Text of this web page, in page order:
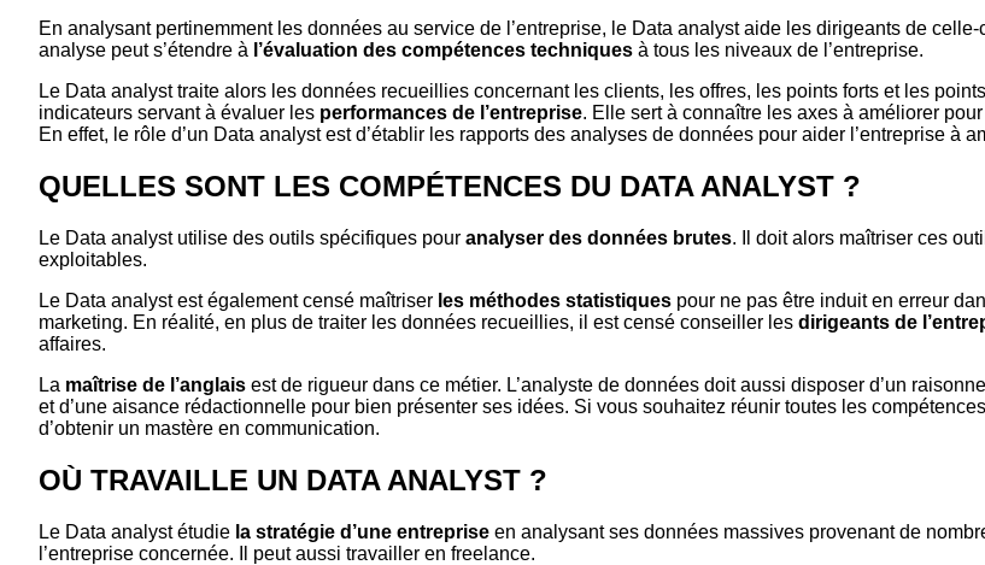
En analysant pertinemment les données au service de l’entreprise, le Data analyst aide les dirigeants de
analyse peut s’étendre à l’évaluation des compétences techniques à tous les niveaux de l’entreprise.
Le Data analyst traite alors les données recueillies concernant les clients, les offres, les points forts et les
indicateurs servant à évaluer les performances de l’entreprise. Elle sert à connaître les axes à améliorer
En effet, le rôle d’un Data analyst est d’établir les rapports des analyses de données pour aider l’entreprise à
QUELLES SONT LES COMPÉTENCES DU DATA ANALYST ?
Le Data analyst utilise des outils spécifiques pour analyser des données brutes. Il doit alors maîtriser ces
exploitables.
Le Data analyst est également censé maîtriser les méthodes statistiques pour ne pas être induit en erreur
marketing. En réalité, en plus de traiter les données recueillies, il est censé conseiller les dirigeants de
affaires.
La maîtrise de l’anglais est de rigueur dans ce métier. L’analyste de données doit aussi disposer d’un
et d’une aisance rédactionnelle pour bien présenter ses idées. Si vous souhaitez réunir toutes les
d’obtenir un mastère en communication.
OÙ TRAVAILLE UN DATA ANALYST ?
Le Data analyst étudie la stratégie d’une entreprise en analysant ses données massives provenant de
l’entreprise concernée. Il peut aussi travailler en freelance.